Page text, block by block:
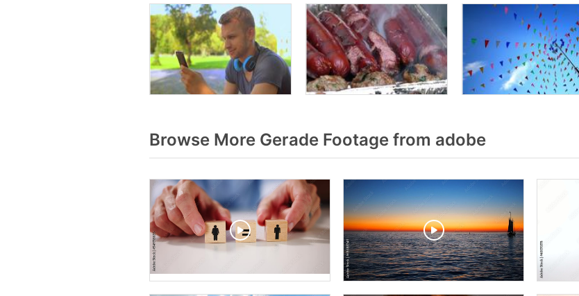
Browse More Gerade Footage from adobe